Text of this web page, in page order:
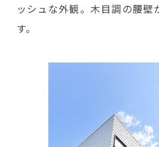
ッシュな外観。木目調の腰壁
す。